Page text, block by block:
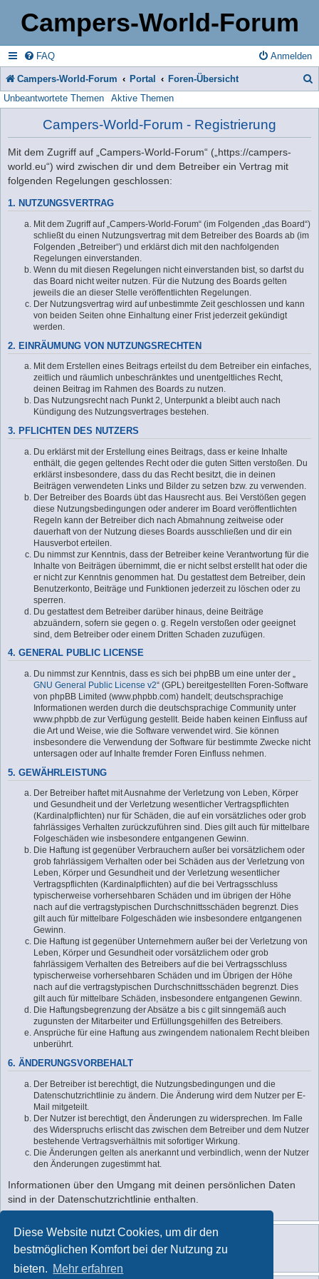
Diese Website nutzt Cookies, um dir den
bestmöglichen Komfort bei der Nutzung zu
bieten. Mehr erfahren
Campers-World-Forum
FAQ Anmelden
Campers-World-Forum Portal Foren-Übersicht
Unbeantwortete Themen Aktive Themen
Campers-World-Forum - Registrierung
Mit dem Zugriff auf „Campers-World-Forum“ („https://campers-
world.eu“) wird zwischen dir und dem Betreiber ein Vertrag mit
folgenden Regelungen geschlossen:
1. NUTZUNGSVERTRAG
Mit dem Zugriff auf „Campers-World-Forum“ (im Folgenden „das Board“)
schließt du einen Nutzungsvertrag mit dem Betreiber des Boards ab (im
Folgenden „Betreiber“) und erklärst dich mit den nachfolgenden
Regelungen einverstanden.
Wenn du mit diesen Regelungen nicht einverstanden bist, so darfst du
das Board nicht weiter nutzen. Für die Nutzung des Boards gelten
jeweils die an dieser Stelle veröffentlichten Regelungen.
Der Nutzungsvertrag wird auf unbestimmte Zeit geschlossen und kann
von beiden Seiten ohne Einhaltung einer Frist jederzeit gekündigt
werden.
2. EINRÄUMUNG VON NUTZUNGSRECHTEN
Mit dem Erstellen eines Beitrags erteilst du dem Betreiber ein einfaches,
zeitlich und räumlich unbeschränktes und unentgeltliches Recht,
deinen Beitrag im Rahmen des Boards zu nutzen.
Das Nutzungsrecht nach Punkt 2, Unterpunkt a bleibt auch nach
Kündigung des Nutzungsvertrages bestehen.
3. PFLICHTEN DES NUTZERS
Du erklärst mit der Erstellung eines Beitrags, dass er keine Inhalte
enthält, die gegen geltendes Recht oder die guten Sitten verstoßen. Du
erklärst insbesondere, dass du das Recht besitzt, die in deinen
Beiträgen verwendeten Links und Bilder zu setzen bzw. zu verwenden.
Der Betreiber des Boards übt das Hausrecht aus. Bei Verstößen gegen
diese Nutzungsbedingungen oder anderer im Board veröffentlichten
Regeln kann der Betreiber dich nach Abmahnung zeitweise oder
dauerhaft von der Nutzung dieses Boards ausschließen und dir ein
Hausverbot erteilen.
Du nimmst zur Kenntnis, dass der Betreiber keine Verantwortung für die
Inhalte von Beiträgen übernimmt, die er nicht selbst erstellt hat oder die
er nicht zur Kenntnis genommen hat. Du gestattest dem Betreiber, dein
Benutzerkonto, Beiträge und Funktionen jederzeit zu löschen oder zu
sperren.
Du gestattest dem Betreiber darüber hinaus, deine Beiträge
abzuändern, sofern sie gegen o. g. Regeln verstoßen oder geeignet
sind, dem Betreiber oder einem Dritten Schaden zuzufügen.
4. GENERAL PUBLIC LICENSE
Du nimmst zur Kenntnis, dass es sich bei phpBB um eine unter der „
GNU General Public License v2“ (GPL) bereitgestellten Foren-Software
von phpBB Limited (www.phpbb.com) handelt; deutschsprachige
Informationen werden durch die deutschsprachige Community unter
www.phpbb.de zur Verfügung gestellt. Beide haben keinen Einfluss auf
die Art und Weise, wie die Software verwendet wird. Sie können
insbesondere die Verwendung der Software für bestimmte Zwecke nicht
untersagen oder auf Inhalte fremder Foren Einfluss nehmen.
5. GEWÄHRLEISTUNG
Der Betreiber haftet mit Ausnahme der Verletzung von Leben, Körper
und Gesundheit und der Verletzung wesentlicher Vertragspflichten
(Kardinalpflichten) nur für Schäden, die auf ein vorsätzliches oder grob
fahrlässiges Verhalten zurückzuführen sind. Dies gilt auch für mittelbare
Folgeschäden wie insbesondere entgangenen Gewinn.
Die Haftung ist gegenüber Verbrauchern außer bei vorsätzlichem oder
grob fahrlässigem Verhalten oder bei Schäden aus der Verletzung von
Leben, Körper und Gesundheit und der Verletzung wesentlicher
Vertragspflichten (Kardinalpflichten) auf die bei Vertragsschluss
typischerweise vorhersehbaren Schäden und im übrigen der Höhe
nach auf die vertragstypischen Durchschnittsschäden begrenzt. Dies
gilt auch für mittelbare Folgeschäden wie insbesondere entgangenen
Gewinn.
Die Haftung ist gegenüber Unternehmern außer bei der Verletzung von
Leben, Körper und Gesundheit oder vorsätzlichem oder grob
fahrlässigem Verhalten des Betreibers auf die bei Vertragsschluss
typischerweise vorhersehbaren Schäden und im Übrigen der Höhe
nach auf die vertragstypischen Durchschnittsschäden begrenzt. Dies
gilt auch für mittelbare Schäden, insbesondere entgangenen Gewinn.
Die Haftungsbegrenzung der Absätze a bis c gilt sinngemäß auch
zugunsten der Mitarbeiter und Erfüllungsgehilfen des Betreibers.
Ansprüche für eine Haftung aus zwingendem nationalem Recht bleiben
unberührt.
6. ÄNDERUNGSVORBEHALT
Der Betreiber ist berechtigt, die Nutzungsbedingungen und die
Datenschutzrichtlinie zu ändern. Die Änderung wird dem Nutzer per E-
Mail mitgeteilt.
Der Nutzer ist berechtigt, den Änderungen zu widersprechen. Im Falle
des Widerspruchs erlischt das zwischen dem Betreiber und dem Nutzer
bestehende Vertragsverhältnis mit sofortiger Wirkung.
Die Änderungen gelten als anerkannt und verbindlich, wenn der Nutzer
den Änderungen zugestimmt hat.
Informationen über den Umgang mit deinen persönlichen Daten
sind in der Datenschutzrichtlinie enthalten.